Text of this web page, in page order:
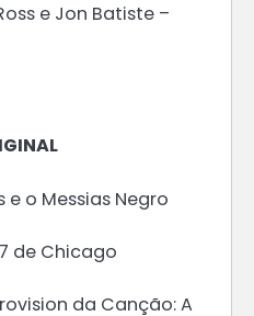
e Jon Batiste –
e o Messias Negro
de Chicago
da Canção: A